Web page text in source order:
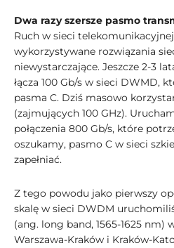
Dwa razy szersze pasmo
Ruch w sieci
wykorzystywane rozwiązania
niewystarczające. Jeszcze 2-3
łącza 100 Gb/s w sieci DWMD,
pasma C. Dziś masowo
(zajmujących 100 GHz).
połączenia 800 Gb/s, które
oszukamy, pasmo C w sieci
zapełniać.
Z tego powodu jako pierwszy
skalę w sieci DWDM
(ang. long band, 1565-1625 nm)
Warszawa-Kraków i Kraków-